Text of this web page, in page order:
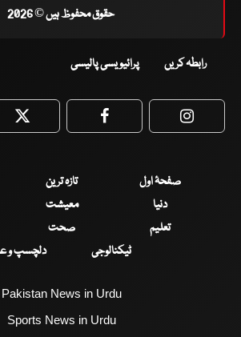
حقوق محفوظ ہیں © 2026
رابطہ کریں پرائیویسی پالیسی
Twitter Facebook
صفحۂ اول تازہ ترین
دنیا
معیشت
تعلیم
صحت
ٹیکنالوجی
دلچسپ و
Pakistan News in Urdu
Sports News in Urdu